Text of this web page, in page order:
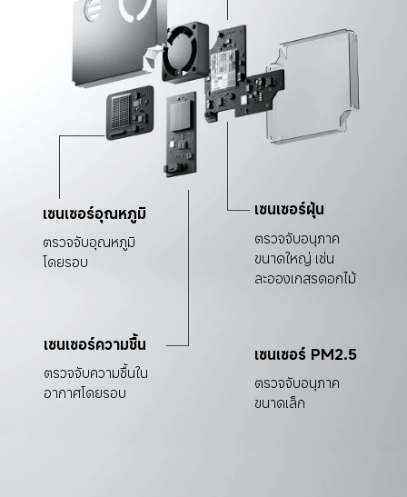
เซนเซอร์อุณหภูมิ
ตรวจจับอุณหภูมิ
โดยรอบ
เซนเซอร์ฝุ่น
ตรวจจับอนุภาค
ขนาดใหญ่ เช่น
ละอองเกสรดอกไม้
เซนเซอร์ PM2.5
ตรวจจับอนุภาค
ขนาดเล็ก
เซนเซอร์ความชื้น
ตรวจจับความชื้นใน
อากาศโดยรอบ